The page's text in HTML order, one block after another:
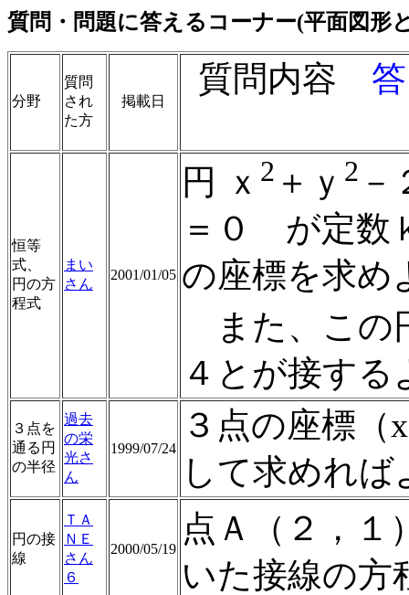
質問・問題に答えるコーナー(平面図形
分野
質問
され
た方
掲載日
質問内容
恒等
式、
円の方
程式
まい
さん
2001/01/05
円 ｘ 2 ＋ｙ 2
＝０ が定数
の座標を求め
また、この
４とが接す
３点を
通る円
の半径
過去
の栄
光さ
ん
1999/07/24
３点の座標（
して求めれ
円の接
線
ＴＡ
ＮＥ
さん
６
2000/05/19
点Ａ（２，
いた接線の方